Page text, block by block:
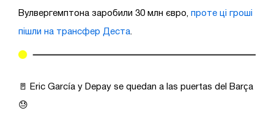
Вулвергемптона заробили 30 млн євро, проте ці гроші
пішли на трансфер Деста
🚪 Eric García y Depay se quedan a las puertas del Barça
😓